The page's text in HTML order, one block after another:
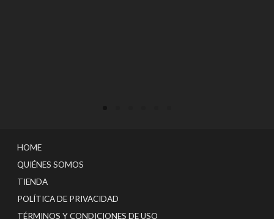
HOME
QUIÉNES SOMOS
TIENDA
POLÍTICA DE PRIVACIDAD
TÉRMINOS Y CONDICIONES DE USO